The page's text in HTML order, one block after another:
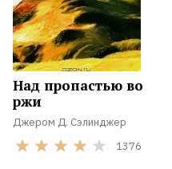
Над пропастью во
ржи
Джером Д. Сэлинджер
1376